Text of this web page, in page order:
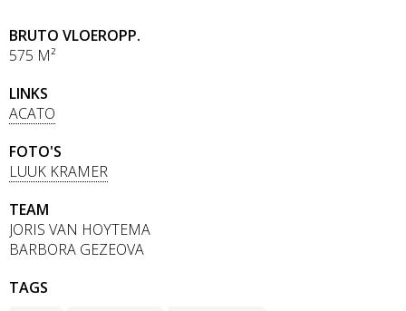
BRUTO VLOEROPP.
575 M²
LINKS
ACATO
FOTO'S
LUUK KRAMER
TEAM
JORIS VAN HOYTEMA
BARBORA GEZEOVA
TAGS